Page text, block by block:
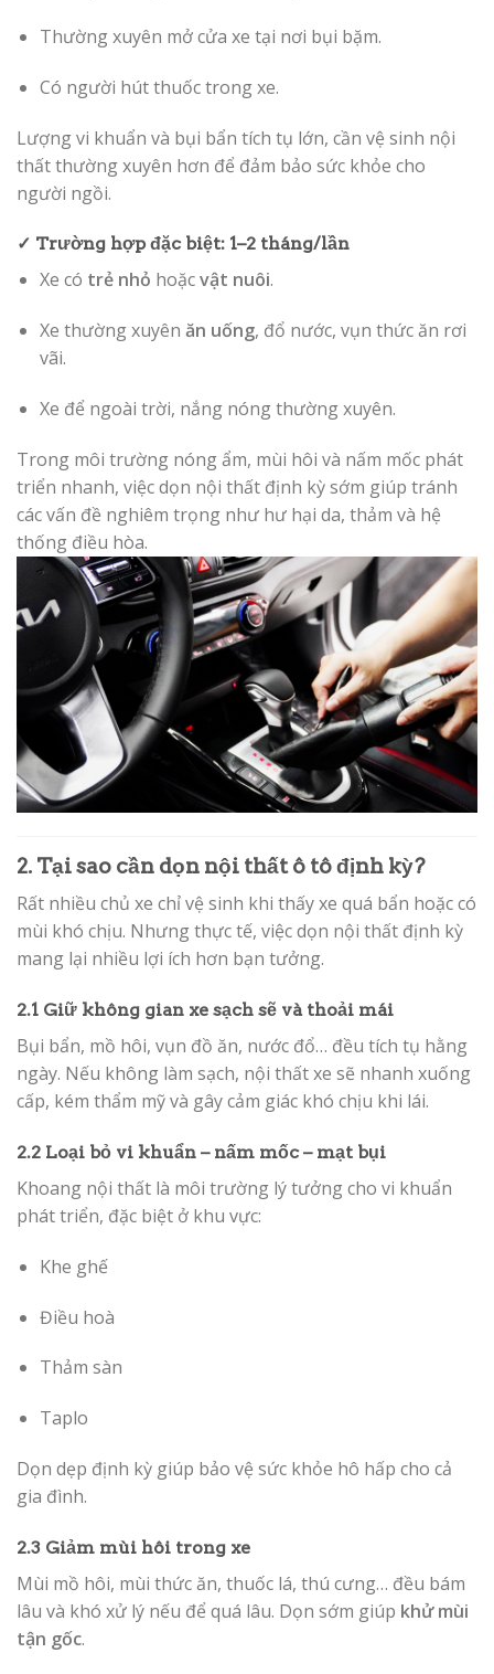
Thường xuyên mở cửa xe tại nơi bụi bặm.
Có người hút thuốc trong xe.
Lượng vi khuẩn và bụi bẩn tích tụ lớn, cần vệ sinh nội
thất thường xuyên hơn để đảm bảo sức khỏe cho
người ngồi.
✓ Trường hợp đặc biệt: 1–2 tháng/lần
Xe có trẻ nhỏ hoặcvật nuôi.
Xe thường xuyên ăn uống, đổ nước, vụn thức ăn rơi
vãi.
Xe để ngoài trời, nắng nóng thường xuyên.
Trong môi trường nóng ẩm, mùi hôi và nấm mốc phát
triển nhanh, việc dọn nội thất định kỳ sớm giúp tránh
các vấn đề nghiêm trọng như hư hại da, thảm và hệ
thống điều hòa.
2. Tại sao cần dọn nội thất ô tô định kỳ?
Rất nhiều chủ xe chỉ vệ sinh khi thấy xe quá bẩn hoặc có
mùi khó chịu. Nhưng thực tế, việc dọn nội thất định kỳ
mang lại nhiều lợi ích hơn bạn tưởng.
2.1 Giữ không gian xe sạch sẽ và thoải mái
Bụi bẩn, mồ hôi, vụn đồ ăn, nước đổ… đều tích tụ hằng
ngày. Nếu không làm sạch, nội thất xe sẽ nhanh xuống
cấp, kém thẩm mỹ và gây cảm giác khó chịu khi lái.
2.2 Loại bỏ vi khuẩn – nấm mốc – mạt bụi
Khoang nội thất là môi trường lý tưởng cho vi khuẩn
phát triển, đặc biệt ở khu vực:
Khe ghế
Điều hoà
Thảm sàn
Taplo
Dọn dẹp định kỳ giúp bảo vệ sức khỏe hô hấp cho cả
gia đình.
2.3 Giảm mùi hôi trong xe
Mùi mồ hôi, mùi thức ăn, thuốc lá, thú cưng… đều bám
lâu và khó xử lý nếu để quá lâu. Dọn sớm giúp khử mùi
tận gốc.